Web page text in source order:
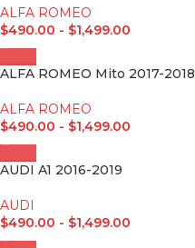
ALFA ROMEO
$490.00 - $1,499.00
ALFA ROMEO Mito 2017-2018
ALFA ROMEO
$490.00 - $1,499.00
AUDI A1 2016-2019
AUDI
$490.00 - $1,499.00